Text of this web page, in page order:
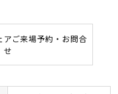
アご来場予約・お問合
せ